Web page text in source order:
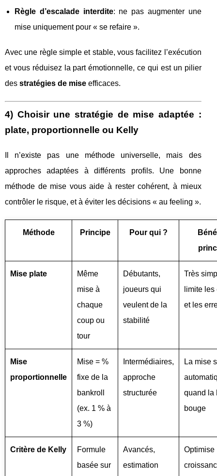
Règle d’escalade interdite: ne pas augmenter une
mise uniquement pour « se refaire ».
Avec une règle simple et stable, vous facilitez l’exécution
et vous réduisez la part émotionnelle, ce qui est un pilier
des stratégies de mise efficaces.
4) Choisir une stratégie de mise adaptée :
plate, proportionnelle ou Kelly
Il n’existe pas une méthode universelle, mais des
approches adaptées à différents profils. Une bonne
méthode de mise vous aide à rester cohérent, à mieux
contrôler le risque, et à éviter les décisions « au feeling ».
Méthode Principe Pour qui ?
Mise plate
Même
mise à
chaque
coup ou
tour
Débutants,
joueurs qui
veulent de la
stabilité
Très
limite les
et les
Mise
proportionnelle
Mise = %
fixe de la
bankroll
(ex. 1 % à
3 %)
Intermédiaires,
approche
structurée
La mise
quand la
bouge
Critère de Kelly
Formule
basée sur
Avancés,
estimation
Optimise